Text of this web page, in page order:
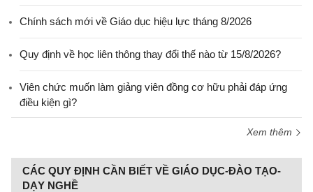
Chính sách mới về Giáo dục hiệu lực tháng 8/2026
Quy định về học liên thông thay đổi thế nào từ 15/8/2026?
Viên chức muốn làm giảng viên đồng cơ hữu phải đáp ứng
điều kiện gì?
Xem thêm
CÁC QUY ĐỊNH CẦN BIẾT VỀ GIÁO DỤC-ĐÀO TẠO-
DẠY NGHỀ